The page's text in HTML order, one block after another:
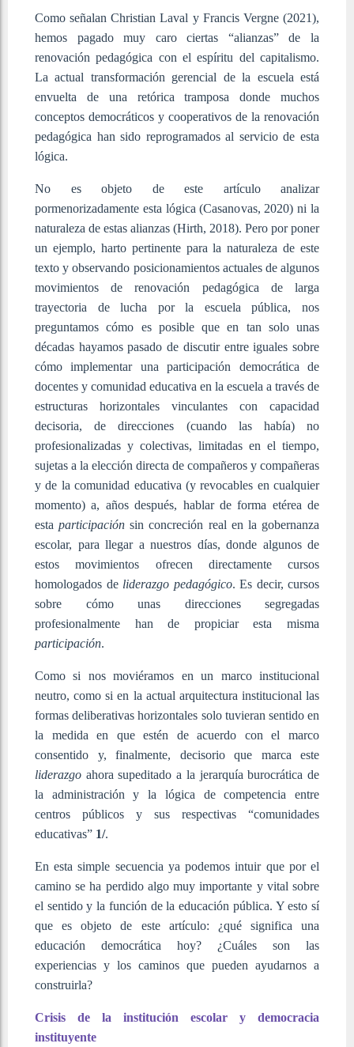
Como señalan Christian Laval y Francis Vergne (2021),
hemos pagado muy caro ciertas “alianzas” de la
renovación pedagógica con el espíritu del capitalismo.
La actual transformación gerencial de la escuela está
envuelta de una retórica tramposa donde muchos
conceptos democráticos y cooperativos de la renovación
pedagógica han sido reprogramados al servicio de esta
lógica.
No es objeto de este artículo analizar
pormenorizadamente esta lógica (Casanovas, 2020) ni la
naturaleza de estas alianzas (Hirth, 2018). Pero por poner
un ejemplo, harto pertinente para la naturaleza de este
texto y observando posicionamientos actuales de algunos
movimientos de renovación pedagógica de larga
trayectoria de lucha por la escuela pública, nos
preguntamos cómo es posible que en tan solo unas
décadas hayamos pasado de discutir entre iguales sobre
cómo implementar una participación democrática de
docentes y comunidad educativa en la escuela a través de
estructuras horizontales vinculantes con capacidad
decisoria, de direcciones (cuando las había) no
profesionalizadas y colectivas, limitadas en el tiempo,
sujetas a la elección directa de compañeros y compañeras
y de la comunidad educativa (y revocables en cualquier
momento) a, años después, hablar de forma etérea de
estaparticipación sin concreción real en la gobernanza
escolar, para llegar a nuestros días, donde algunos de
estos movimientos ofrecen directamente cursos
homologados de liderazgo pedagógico. Es decir, cursos
sobre cómo unas direcciones segregadas
profesionalmente han de propiciar esta misma
participación.
Como si nos moviéramos en un marco institucional
neutro, como si en la actual arquitectura institucional las
formas deliberativas horizontales solo tuvieran sentido en
la medida en que estén de acuerdo con el marco
consentido y, finalmente, decisorio que marca este
liderazgo ahora supeditado a la jerarquía burocrática de
la administración y la lógica de competencia entre
centros públicos y sus respectivas “comunidades
educativas” 1/.
En esta simple secuencia ya podemos intuir que por el
camino se ha perdido algo muy importante y vital sobre
el sentido y la función de la educación pública. Y esto sí
que es objeto de este artículo: ¿qué significa una
educación democrática hoy? ¿Cuáles son las
experiencias y los caminos que pueden ayudarnos a
construirla?
Crisis de la institución escolar y democracia
instituyente